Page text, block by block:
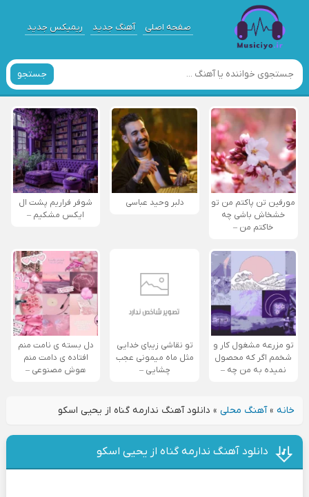
صفحه اصلی آهنگ جدید ریمیکس جدید
جستجو
مورفین تن پاکتم من تو
خشخاش باشی چه
خاکتم من –
دلبر وحید عباسی
شوفر فراریم پشت ال
ایکس مشکیم –
تو مزرعه مشغول کار و
شخمم اگر که محصول
نمیده به من چه –
تو نقاشی زیبای خدایی
مثل ماه میمونی عجب
چشایی –
دل بسته ی نامت منم
افتاده ی دامت منم
هوش مصنوعی –
خانه»آهنگ محلی» دانلود آهنگ ندارمه گناه از یحیی اسکو
دانلود آهنگ ندارمه گناه از یحیی اسکو